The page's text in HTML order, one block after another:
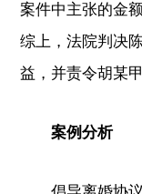
案件中主张的金
综上，法院判决
益，并责令胡某
案例分析